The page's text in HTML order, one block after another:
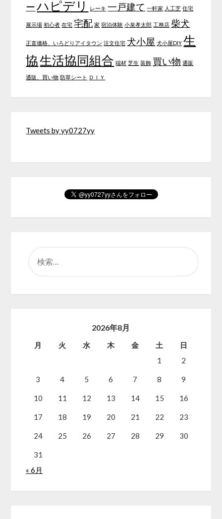
ーハピデリ レーキ 一戸建て 一軒家 人工芝 住宅
展示場 初心者 在宅 宅配 家 宿泊体験 小泉孝太郎 工務店 柴犬
正直価格、いろどりアイタウン 注文住宅 犬小屋 犬小屋DIY 生
協生活協同組合 端材 芝生 装飾 買い物 通販
通販、買い物 防草シート ＤＩＹ
Tweets by yy0727yy
2026年8月
月 火 水 木 金 土
日
1
2
3 4 5 6 7 8 9
10 11 12 13 14 15 16
17 18 19 20 21 22 23
24 25 26 27 28 29 30
31
« 6月